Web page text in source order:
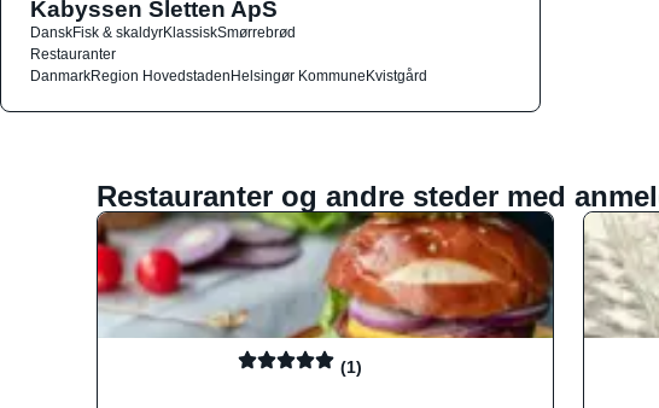
Kabyssen Sletten ApS
DanskFisk & skaldyrKlassiskSmørrebrød
Restauranter
DanmarkRegion HovedstadenHelsingør KommuneKvistgård
Restauranter og andre steder med
(1)